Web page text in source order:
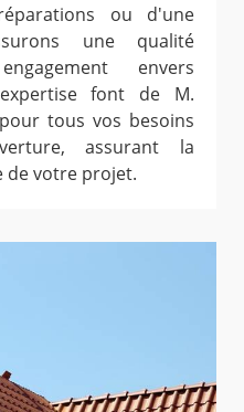
ou d'une
une qualité
envers
font de M.
tous vos besoins
assurant la
de votre projet.